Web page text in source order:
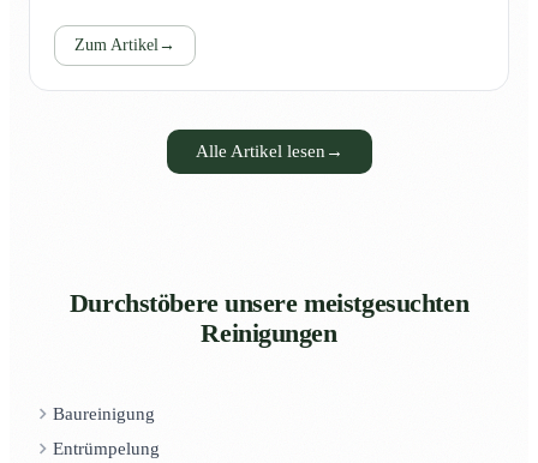
Zum Artikel →
Alle Artikel lesen →
Durchstöbere unsere meistgesuchten
Reinigungen
Baureinigung
Entrümpelung